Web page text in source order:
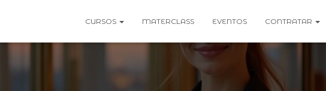
CURSOS MATERCLASS EVENTOS CONTRATAR